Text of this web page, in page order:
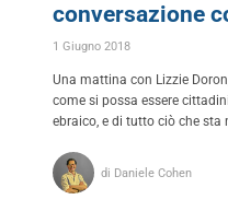
conversazione
1 Giugno 2018
Una mattina con Lizzie
come si possa essere
ebraico, e di tutto ciò che sta
di Daniele Cohen